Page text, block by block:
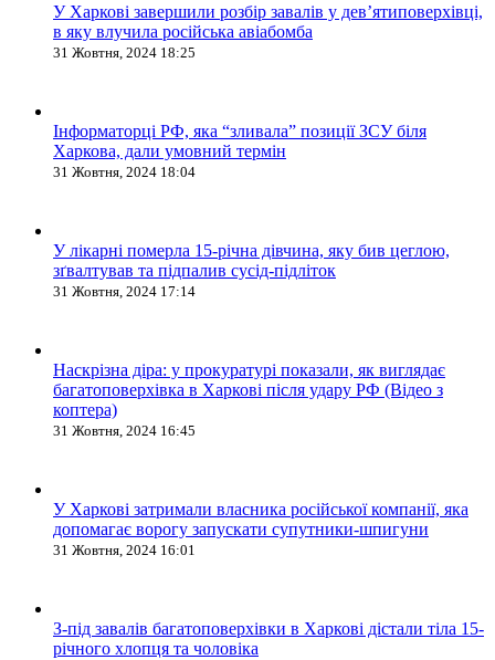
У Харкові завершили розбір завалів у дев’ятиповерхівці,
в яку влучила російська авіабомба
31 Жовтня, 2024 18:25
Інформаторці РФ, яка “зливала” позиції ЗСУ біля
Харкова, дали умовний термін
31 Жовтня, 2024 18:04
У лікарні померла 15-річна дівчина, яку бив цеглою,
зґвалтував та підпалив сусід-підліток
31 Жовтня, 2024 17:14
Наскрізна діра: у прокуратурі показали, як виглядає
багатоповерхівка в Харкові після удару РФ (Відео з
коптера)
31 Жовтня, 2024 16:45
У Харкові затримали власника російської компанії, яка
допомагає ворогу запускати супутники-шпигуни
31 Жовтня, 2024 16:01
З-під завалів багатоповерхівки в Харкові дістали тіла 15-
річного хлопця та чоловіка